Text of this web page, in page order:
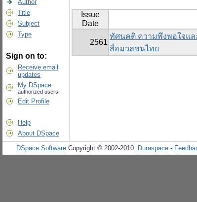
Author
Title
Subject
Type
Sign on to:
Receive email
updates
My DSpace
authorized users
Edit Profile
Help
About DSpace
Issue
Date
2561
ทัศนคติ ความพึงพอใจแล
สื่อมวลชนไทย
DSpace Software Copyright © 2002-2010 Duraspace -